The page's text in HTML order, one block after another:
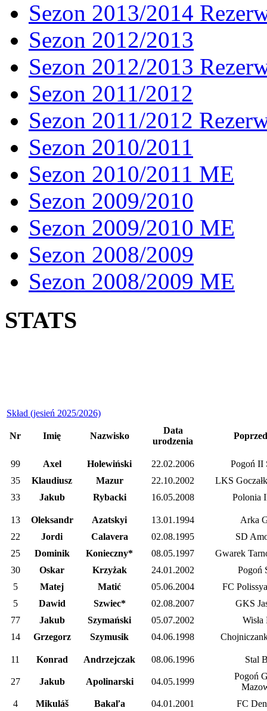
Sezon 2013/2014
Sezon 2012/2013
Sezon 2012/2013
Sezon 2011/2012
Sezon 2011/2012
Sezon 2010/2011
Sezon 2010/2011 ME
Sezon 2009/2010
Sezon 2009/2010 ME
Sezon 2008/2009
Sezon 2008/2009 ME
STATS
Skład (jesień 2025/2026)
Nr Imię Nazwisko
Data
urodzenia
99 Axel Holewiński 22.02.2006
Pogoń II
35
Klaudiusz Mazur 22.10.2002
LKS
33
Jakub Rybacki 16.05.2008 Polonia
13 Oleksandr Azatskyi 13.01.1994
Arka
22
Jordi Calavera 02.08.1995
SD
25
Dominik Konieczny* 08.05.1997
Gwarek
30
Oskar Krzyżak 24.01.2002
Pogoń
5
Matej Matić 05.06.2004
FC
5
Dawid Szwiec* 02.08.2007
GKS
77
Jakub Szymański 05.07.2002
Wisła
14
Grzegorz Szymusik 04.06.1998
11 Konrad Andrzejczak 08.06.1996 Stal
27 Jakub Apolinarski 04.05.1999
Pogoń
4
Mikuláš Bakaľa 04.01.2001 FC